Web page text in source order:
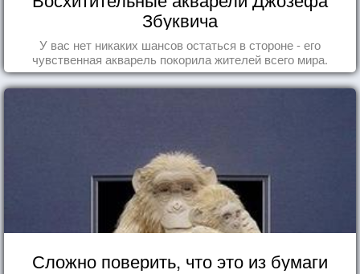
Збуквича
У вас нет никаких шансов остаться в стороне - его
чувственная акварель покорила жителей всего мира.
Сложно поверить, что это из бумаги